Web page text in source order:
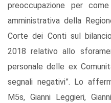
preoccupazione per
amministrativa della
Corte dei Conti sul
2018 relativo allo
personale delle ex
segnali negativi”. Lo
M5s, Gianni Leggieri,